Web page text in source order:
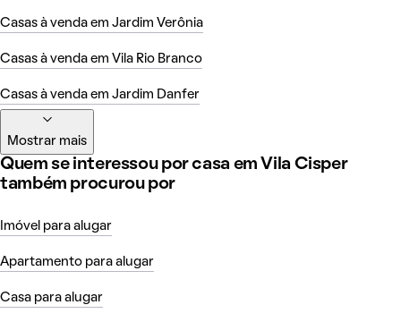
Casas à venda em Jardim Verônia
Casas à venda em Vila Rio Branco
Casas à venda em Jardim Danfer
Mostrar mais
Quem se interessou por casa em Vila Cisper
também procurou por
Imóvel para alugar
Apartamento para alugar
Casa para alugar